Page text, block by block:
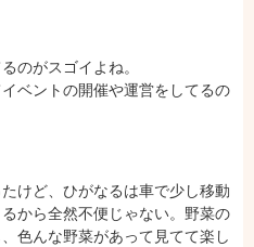
のがスゴイよね。
ベントの開催や運営をしてるの
けど、ひがなるは車で少し移動
から全然不便じゃない。野菜の
色んな野菜があって見てて楽し